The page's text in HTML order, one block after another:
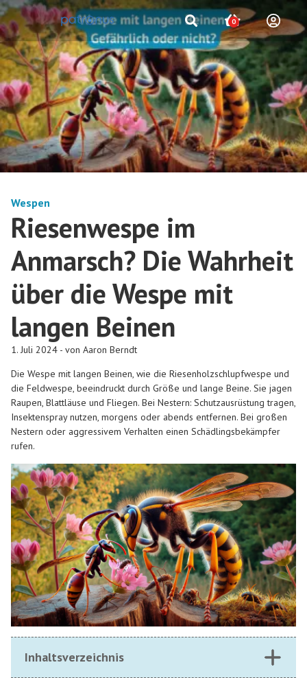
0
Wespen
Riesenwespe im
Anmarsch? Die Wahrheit
über die Wespe mit
langen Beinen
1. Juli 2024 - von Aaron Berndt
Die Wespe mit langen Beinen, wie die Riesenholzschlupfwespe und
die Feldwespe, beeindruckt durch Größe und lange Beine. Sie jagen
Raupen, Blattläuse und Fliegen. Bei Nestern: Schutzausrüstung tragen,
Insektenspray nutzen, morgens oder abends entfernen. Bei großen
Nestern oder aggressivem Verhalten einen Schädlingsbekämpfer
rufen.
Inhaltsverzeichnis